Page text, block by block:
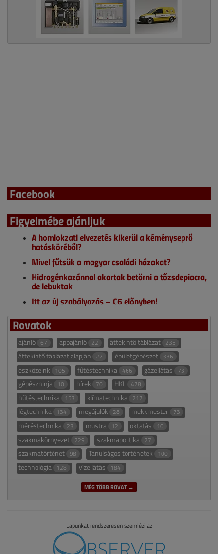
Facebook
Figyelmébe ajánljuk
A homlokzati elvezetés kikerül a kéményseprő
hatásköréből?
Mivel fűtsük a magyar családi házakat?
Hidrogénkazánnal akartak betörni a tőzsdepiacra,
de lebuktak
Itt az új szabályozás – C6 előnyben!
Rovatok
ajánló 67 appajánló 22 áttekintő táblázat 235
áttekintő táblázat alapján 27 épületgépészet 336
eszközeink 105 fűtéstechnika 466 gázellátás 73
gépészninja 10 hírek 70 HKL 478
hűtéstechnika 153 klímatechnika 217
légtechnika 134 megújulók 28 mekkmester 73
méréstechnika 23 mustra 12 oktatás 10
szakmakörnyezet 229 szakmapolitika 27
szakmatörténet 98 Tanulságos történetek 100
technológia 128 vízellátás 184
MÉG TÖBB ROVAT →
Lapunkat rendszeresen szemlézi az